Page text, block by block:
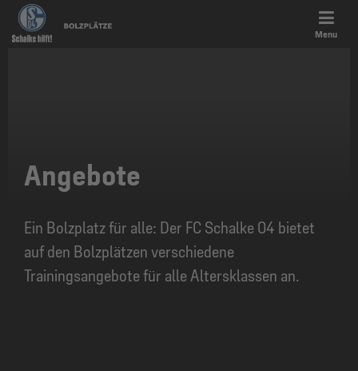
Menu
Angebote
Ein Bolzplatz für alle: Der FC Schalke 04 bietet
auf den Bolzplätzen verschiedene
Trainingsangebote für alle Altersklassen an.